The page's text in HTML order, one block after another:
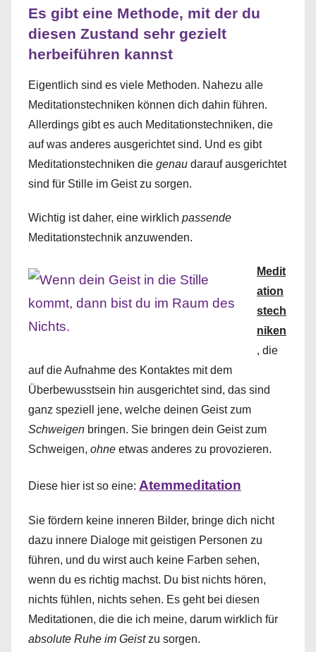
Es gibt eine Methode, mit der du
diesen Zustand sehr gezielt
herbeiführen kannst
Eigentlich sind es viele Methoden. Nahezu alle
Meditationstechniken können dich dahin führen.
Allerdings gibt es auch Meditationstechniken, die
auf was anderes ausgerichtet sind. Und es gibt
Meditationstechniken die genau darauf ausgerichtet
sind für Stille im Geist zu sorgen.
Wichtig ist daher, eine wirklich passende
Meditationstechnik anzuwenden.
Medit
ation
stech
niken
, die
auf die Aufnahme des Kontaktes mit dem
Überbewusstsein hin ausgerichtet sind, das sind
ganz speziell jene, welche deinen Geist zum
Schweigen bringen. Sie bringen dein Geist zum
Schweigen, ohne etwas anderes zu provozieren.
Diese hier ist so eine: Atemmeditation
Sie fördern keine inneren Bilder, bringe dich nicht
dazu innere Dialoge mit geistigen Personen zu
führen, und du wirst auch keine Farben sehen,
wenn du es richtig machst. Du bist nichts hören,
nichts fühlen, nichts sehen. Es geht bei diesen
Meditationen, die die ich meine, darum wirklich für
absolute Ruhe im Geistzu sorgen.